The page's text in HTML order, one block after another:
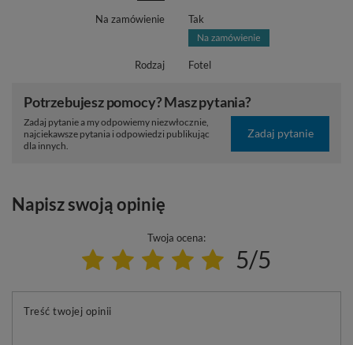
Na zamówienie Tak
Rodzaj Fotel
Potrzebujesz pomocy? Masz pytania?
Zadaj pytanie a my odpowiemy niezwłocznie,
najciekawsze pytania i odpowiedzi publikując
dla innych.
Zadaj pytanie
Napisz swoją opinię
Twoja ocena:
5/5
Treść twojej opinii